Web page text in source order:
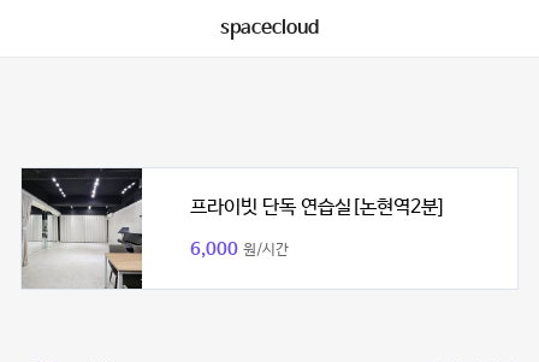
spacecloud
프라이빗 단독 연습실[논현역2분]
6,000 원/시간